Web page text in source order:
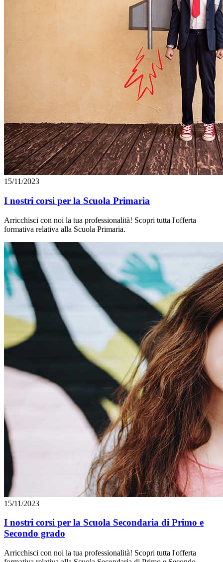
15/11/2023
I nostri corsi per la Scuola Primaria
Arricchisci con noi la tua professionalità! Scopri tutta l'offerta
formativa relativa alla Scuola Primaria.
15/11/2023
I nostri corsi per la Scuola Secondaria di Primo e
Secondo grado
Arricchisci con noi la tua professionalità! Scopri tutta l'offerta